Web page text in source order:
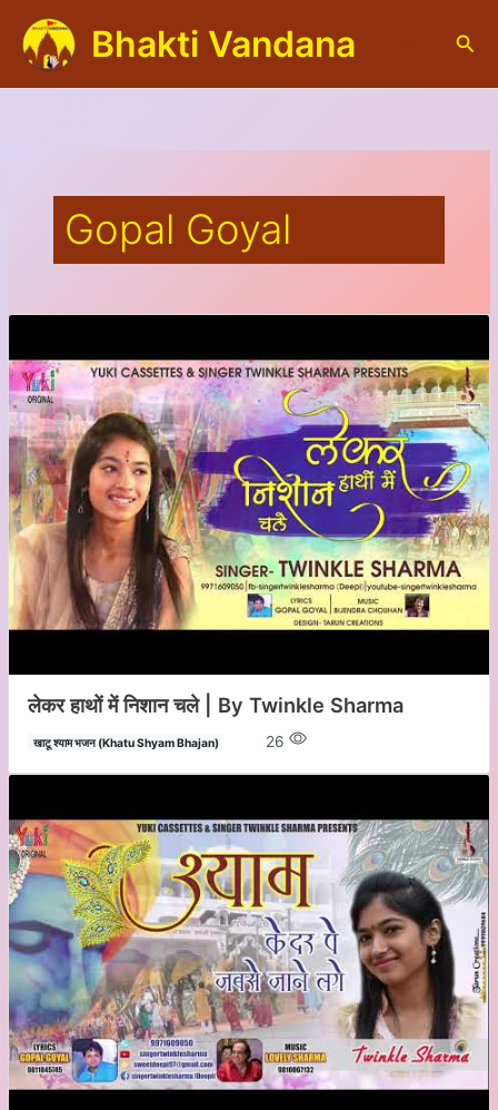
content
Bhakti Vandana
S
a
h
Gopal Goyal
लेकर हाथों में निशान चले | By Twinkle Sharma
खाटू श्याम भजन (Khatu Shyam Bhajan) 26